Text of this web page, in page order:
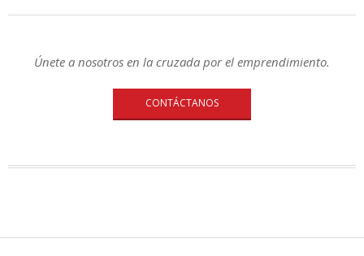
Únete a nosotros en la cruzada por el emprendimiento.
CONTÁCTANOS